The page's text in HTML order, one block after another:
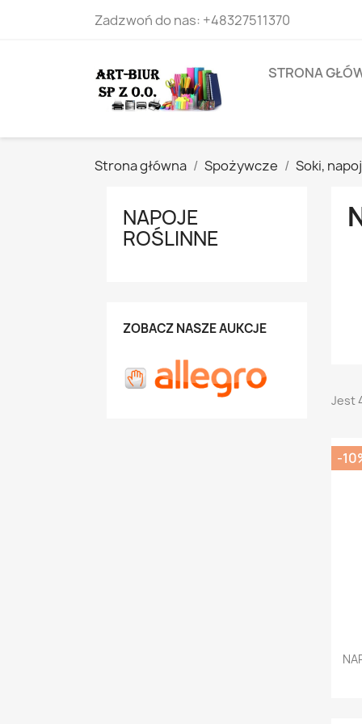
Zadzwoń do nas: +48327511370
STRONA
Strona główna Spożywcze Soki‚
NAPOJE
ROŚLINNE
ZOBACZ NASZE AUKCJE
Jest
-